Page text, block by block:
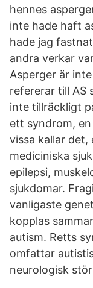
hennes
inte hade haft
hade jag
andra verkar
Asperger är
refererar till AS
inte tillräckligt
ett syndrom,
vissa kallar
mediciniska
epilepsi,
sjukdomar.
vanligaste
kopplas
autism. Retts
omfattar
neurologisk